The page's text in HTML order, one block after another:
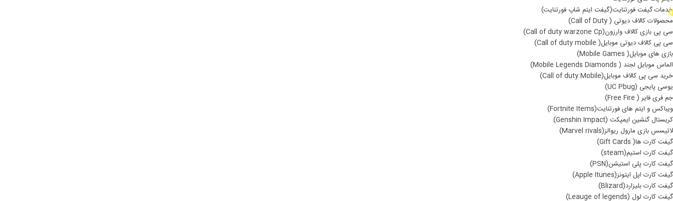
خدمات گیفت فورتنایت(گیفت ایتم شاپ فورتنایت)
محصولات کالاف دیوتی ( Call of Duty)
سی پی بازی کالاف وارزون(Call of duty warzone Cp)
سی پی کالاف دیوتی موبایل( Call of duty mobile)
بازی های موبایل( Mobile Games)
الماس موبایل لجند ( Mobile Legends Diamonds)
خرید سی پی کالاف موبایل(Call of duty Mobile)
یوسی پایجی (UC Pbug)
جم فری فایر ( Free Fire)
ویباکس و ایتم های فورتنایت(Fortnite Items)
کریستال گنشین ایمپکت (Genshin Impact)
لاتیسس بازی مارول ریوالز(Marvel rivals)
گیفت کارت ها( Gift Cards)
گیفت کارت استیم(steam)
گیفت کارت پلی استیشن(PSN)
گیفت کارت اپل ایتونز(Apple Itunes)
گیفت کارت بلیزارد(Blizard)
گیفت کارت لول (Leauge of legends)